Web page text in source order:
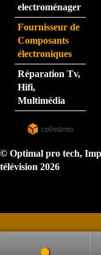
electroménager
Fournisseur de
Composants
électroniques
Réparation Tv,
Hifi,
Multimédia
© Optimal pro tech,
télévision 2026